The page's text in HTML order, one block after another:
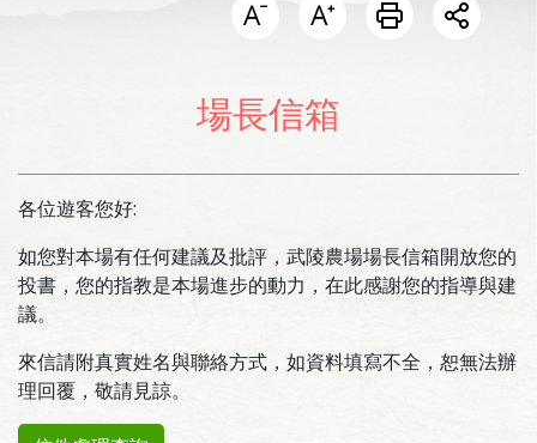
開啟
場長信箱
各位遊客您好:
如您對本場有任何建議及批評，武陵農場場長信箱開放您的
投書，您的指教是本場進步的動力，在此感謝您的指導與建
議。
來信請附真實姓名與聯絡方式，如資料填寫不全，恕無法辦
理回覆，敬請見諒。